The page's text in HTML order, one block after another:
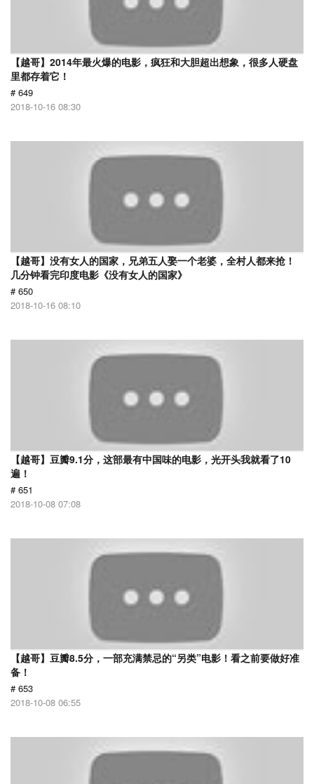
【越哥】2014年最火爆的电影，疯狂和大胆超出想象，很多人硬盘
里都存着它！
# 649
2018-10-16 08:30
【越哥】没有女人的国家，兄弟五人娶一个老婆，全村人都来抢！
几分钟看完印度电影《没有女人的国家》
# 650
2018-10-16 08:10
【越哥】豆瓣9.1分，这部最有中国味的电影，光开头我就看了10
遍！
# 651
2018-10-08 07:08
【越哥】豆瓣8.5分，一部充满禁忌的“另类”电影！看之前要做好准
备！
# 653
2018-10-08 06:55